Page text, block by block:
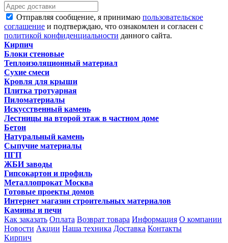
Отправляя сообщение, я принимаю пользовательское
соглашение и подтверждаю, что ознакомлен и согласен с
политикой конфиденциальности данного сайта.
Кирпич
Блоки стеновые
Теплоизоляционный материал
Сухие смеси
Кровля для крыши
Плитка тротуарная
Пиломатериалы
Искусственный камень
Лестницы на второй этаж в частном доме
Бетон
Натуральный камень
Сыпучие материалы
ПГП
ЖБИ заводы
Гипсокартон и профиль
Металлопрокат Москва
Готовые проекты домов
Интернет магазин строительных материалов
Камины и печи
Как заказать Оплата Возврат товара Информация О компании
Новости Акции Наша техника Доставка Контакты
Кирпич